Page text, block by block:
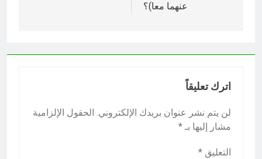
عنهما معا)؟
اترك تعليقاً
لن يتم نشر عنوان بريدك الإلكتروني. الحقول الإلزامية
مشار إليها بـ *
التعليق *